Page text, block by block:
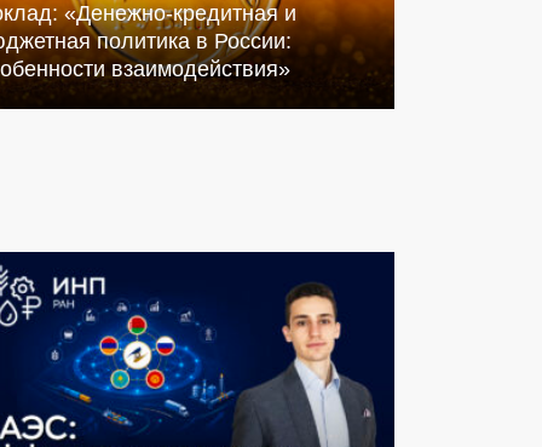
«Денежно-кредитная и
политика в России:
взаимодействия»